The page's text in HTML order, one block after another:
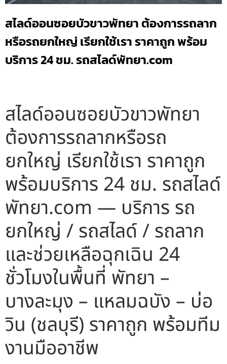
สไลด์ออนซอยบัวขาวพัทยา ต้องการรถลาก
หรือรถยกใหญ่ เรียกใช้เรา ราคาถูก พร้อม
บริการ 24 ชม. รถสไลด์พัทยา.com
สไลด์ออนซอยบัวขาวพัทยา
ต้องการรถลากหรือรถ
ยกใหญ่ เรียกใช้เรา ราคาถูก
พร้อมบริการ 24 ชม. รถสไลด์
พัทยา.com — บริการ รถ
ยกใหญ่ / รถสไลด์ / รถลาก
และช่วยเหลือฉุกเฉิน 24
ชั่วโมงในพื้นที่ พัทยา –
บางละมุง – แหลมฉบัง – บ่อ
วิน (ชลบุรี) ราคาถูก พร้อมทีม
งานมืออาชีพ